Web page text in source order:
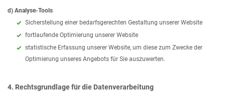
d) Analyse-Tools
Sicherstellung einer bedarfsgerechten Gestaltung unserer Website
fortlaufende Optimierung unserer Website
statistische Erfassung unserer Website, um diese zum Zwecke der
Optimierung unseres Angebots für Sie auszuwerten.
4. Rechtsgrundlage für die Datenverarbeitung